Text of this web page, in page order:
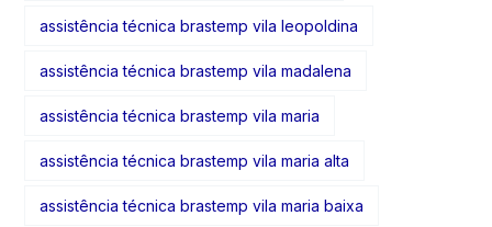
assistência técnica brastemp vila leopoldina
assistência técnica brastemp vila madalena
assistência técnica brastemp vila maria
assistência técnica brastemp vila maria alta
assistência técnica brastemp vila maria baixa